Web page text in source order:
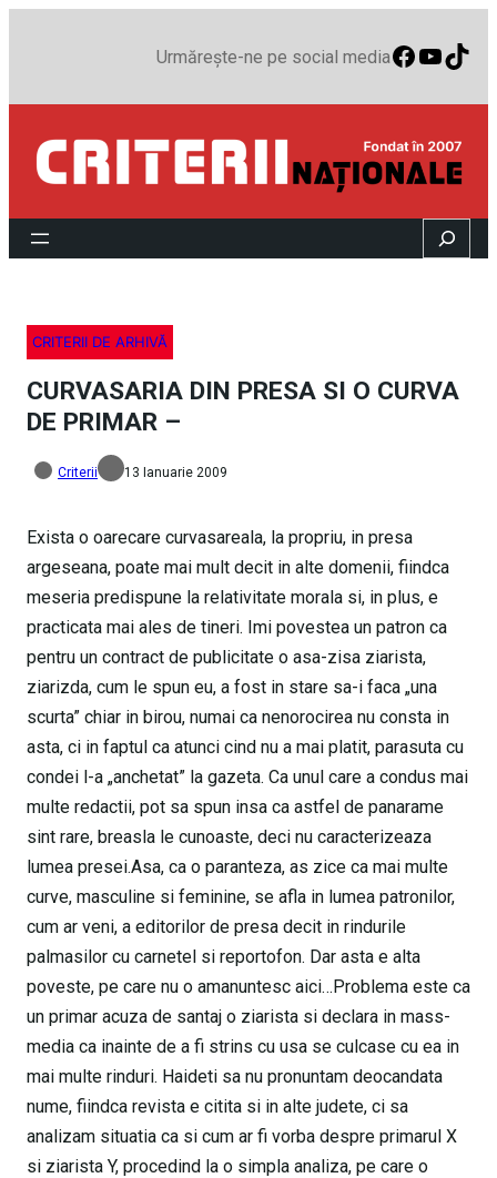
Urmărește-ne pe social media
Search
CRITERII DE ARHIVĂ
CURVASARIA DIN PRESA SI O CURVA
DE PRIMAR –
Criterii 13 Ianuarie 2009
Exista o oarecare curvasareala, la propriu, in presa
argeseana, poate mai mult decit in alte domenii, fiindca
meseria predispune la relativitate morala si, in plus, e
practicata mai ales de tineri. Imi povestea un patron ca
pentru un contract de publicitate o asa-zisa ziarista,
ziarizda, cum le spun eu, a fost in stare sa-i faca „una
scurta” chiar in birou, numai ca nenorocirea nu consta in
asta, ci in faptul ca atunci cind nu a mai platit, parasuta cu
condei l-a „anchetat” la gazeta. Ca unul care a condus mai
multe redactii, pot sa spun insa ca astfel de panarame
sint rare, breasla le cunoaste, deci nu caracterizeaza
lumea presei.Asa, ca o paranteza, as zice ca mai multe
curve, masculine si feminine, se afla in lumea patronilor,
cum ar veni, a editorilor de presa decit in rindurile
palmasilor cu carnetel si reportofon. Dar asta e alta
poveste, pe care nu o amanuntesc aici…Problema este ca
un primar acuza de santaj o ziarista si declara in mass-
media ca inainte de a fi strins cu usa se culcase cu ea in
mai multe rinduri. Haideti sa nu pronuntam deocandata
nume, fiindca revista e citita si in alte judete, ci sa
analizam situatia ca si cum ar fi vorba despre primarul X
si ziarista Y, procedind la o simpla analiza, pe care o